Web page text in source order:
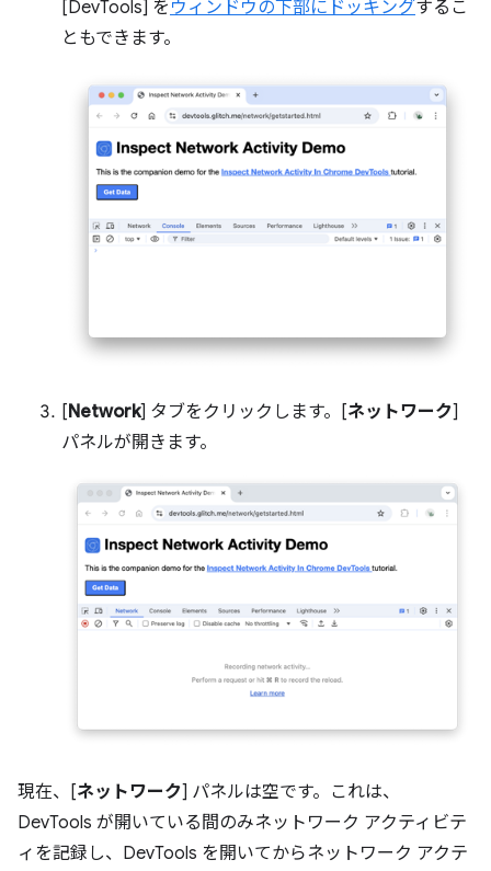
[DevTools] を ウィンドウの下部にドッキングするこ
ともできます。
[Network] タブをクリックします。[ネットワーク]
パネルが開きます。
現在、[ネットワーク] パネルは空です。これは、
DevTools が開いている間のみネットワーク アクティビテ
ィを記録し、DevTools を開いてからネットワーク アクテ